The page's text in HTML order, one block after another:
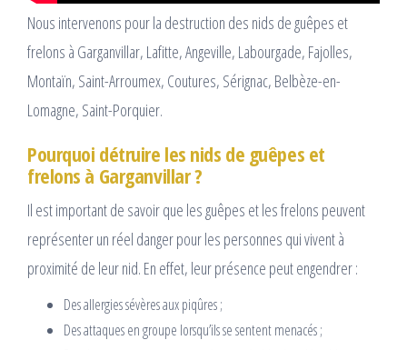
Nous intervenons pour la destruction des nids de guêpes et
frelons à Garganvillar, Lafitte, Angeville, Labourgade, Fajolles,
Montaïn, Saint-Arroumex, Coutures, Sérignac, Belbèze-en-
Lomagne, Saint-Porquier.
Pourquoi détruire les nids de guêpes et
frelons à Garganvillar ?
Il est important de savoir que les guêpes et les frelons peuvent
représenter un réel danger pour les personnes qui vivent à
proximité de leur nid. En effet, leur présence peut engendrer :
Des allergies sévères aux piqûres ;
Des attaques en groupe lorsqu’ils se sentent menacés ;